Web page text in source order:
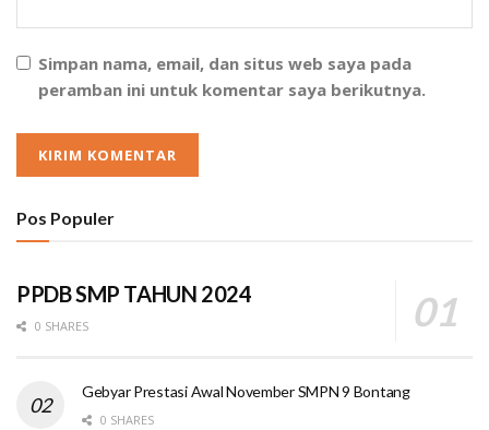
Simpan nama, email, dan situs web saya pada
peramban ini untuk komentar saya berikutnya.
Pos Populer
PPDB SMP TAHUN 2024
0 SHARES
Gebyar Prestasi Awal November SMPN 9 Bontang
0 SHARES